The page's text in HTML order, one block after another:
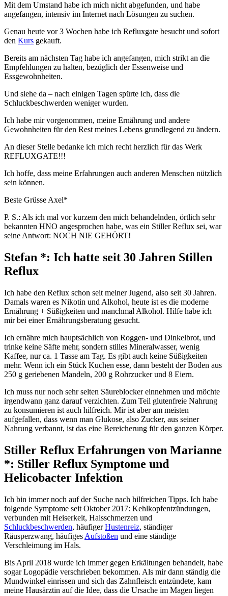
Mit dem Umstand habe ich mich nicht abgefunden, und habe
angefangen, intensiv im Internet nach Lösungen zu suchen.
Genau heute vor 3 Wochen habe ich Refluxgate besucht und sofort
den Kurs gekauft.
Bereits am nächsten Tag habe ich angefangen, mich strikt an die
Empfehlungen zu halten, bezüglich der Essenweise und
Essgewohnheiten.
Und siehe da – nach einigen Tagen spürte ich, dass die
Schluckbeschwerden weniger wurden.
Ich habe mir vorgenommen, meine Ernährung und andere
Gewohnheiten für den Rest meines Lebens grundlegend zu ändern.
An dieser Stelle bedanke ich mich recht herzlich für das Werk
REFLUXGATE!!!
Ich hoffe, dass meine Erfahrungen auch anderen Menschen nützlich
sein können.
Beste Grüsse Axel*
P. S.: Als ich mal vor kurzem den mich behandelnden, örtlich sehr
bekannten HNO angesprochen habe, was ein Stiller Reflux sei, war
seine Antwort: NOCH NIE GEHÖRT!
Stefan *: Ich hatte seit 30 Jahren Stillen
Reflux
Ich habe den Reflux schon seit meiner Jugend, also seit 30 Jahren.
Damals waren es Nikotin und Alkohol, heute ist es die moderne
Ernährung + Süßigkeiten und manchmal Alkohol. Hilfe habe ich
mir bei einer Ernährungsberatung gesucht.
Ich ernähre mich hauptsächlich von Roggen- und Dinkelbrot, und
trinke keine Säfte mehr, sondern stilles Mineralwasser, wenig
Kaffee, nur ca. 1 Tasse am Tag. Es gibt auch keine Süßigkeiten
mehr. Wenn ich ein Stück Kuchen esse, dann besteht der Boden aus
250 g geriebenen Mandeln, 200 g Rohrzucker und 8 Eiern.
Ich muss nur noch sehr selten Säureblocker einnehmen und möchte
irgendwann ganz darauf verzichten. Zum Teil glutenfreie Nahrung
zu konsumieren ist auch hilfreich. Mir ist aber am meisten
aufgefallen, dass wenn man Glukose, also Zucker, aus seiner
Nahrung verbannt, ist das eine Bereicherung für den ganzen Körper.
Stiller Reflux Erfahrungen von Marianne
*: Stiller Reflux Symptome und
Helicobacter Infektion
Ich bin immer noch auf der Suche nach hilfreichen Tipps. Ich habe
folgende Symptome seit Oktober 2017: Kehlkopfentzündungen,
verbunden mit Heiserkeit, Halsschmerzen und
Schluckbeschwerden, häufigerHustenreiz, ständiger
Räusperzwang, häufiges Aufstoßen und eine ständige
Verschleimung im Hals.
Bis April 2018 wurde ich immer gegen Erkältungen behandelt, habe
sogar Logopädie verschrieben bekommen. Als mir dann ständig die
Mundwinkel einrissen und sich das Zahnfleisch entzündete, kam
meine Hausärztin auf die Idee, dass die Ursache im Magen liegen